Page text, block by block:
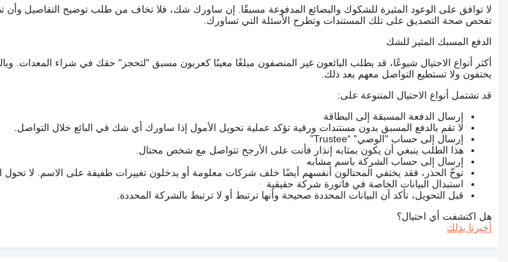
لا توافق على الوعود المثيرة للشكوك والبضائع المدفوعة مسبقًا. إن ساورك شك، فلا تخاف من طلب توضيح التفاصيل
تفحص صحة التصديق على تلك المستندات وتطرح الأسئلة التي تساورك.
الدفع المسبك المثير للشك
أكثر أنواع الاحتيال شيوعًا، قد يطلب البائعون غير المنصفون مبلغًا معينًا كعربون مسبق "لتحجز" حقك في شراء المعدات.
يختفون ولا تستطيع التواصل معهم بعد ذلك.
قد تشتمل أنواع الاحتيال المتنوعة على:
إرسال الدفعة المسبقة إلى البطاقة
لا تقم بالدفع المسبق بدون مستندات ورقية تؤكد عملية تحويل الأمول إذا ساورك أي شك في البائع خلال التواصل.
إرسال إلى حساب "الوصي" “Trustee”
هذا الطلب ينبغي أن يكون بمثابه إنذار فأنت على الأرجح تتواصل مع شخص محتال.
إرسال إلى حساب الشركة باسم مشابه
توخّ الحذر، فقد يختفي المحتالون أنفسهم أيضًا خلف شركات معلومة أو يدخلون تغييرات طفيفة على الاسم. لا
استبدال البيانات الخاصة في فاتورة شركة حقيقية
قبل التحويل، تأكد أن البيانات المحددة صحيحة وأنها ترتبط أو لا ترتبط بالشركة المحددة.
هل اكتشفت أي احتيال؟
أخبرنا بذلك